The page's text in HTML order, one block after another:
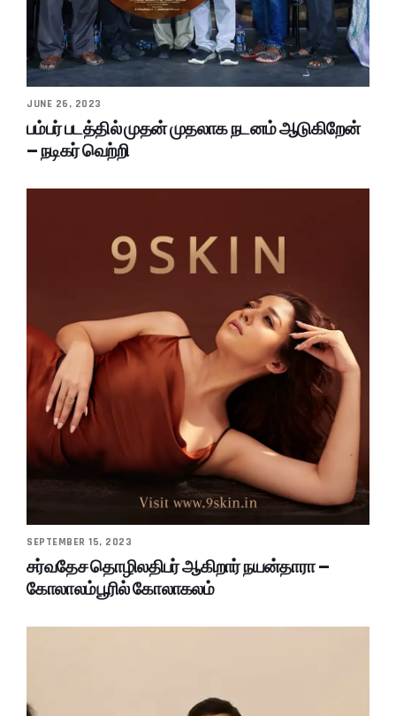
JUNE 26, 2023
பம்பர் படத்தில் முதன் முதலாக நடனம் ஆடுகிறேன்
– நடிகர் வெற்றி
SEPTEMBER 15, 2023
சர்வதேச தொழிலதிபர் ஆகிறார் நயன்தாரா –
கோலாலம்பூரில் கோலாகலம்